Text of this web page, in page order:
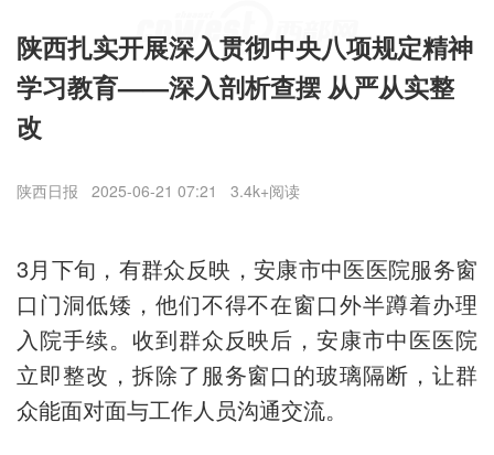
陕西扎实开展深入贯彻中央八项规定精神
学习教育——深入剖析查摆 从严从实整
改
陕西日报 2025-06-21 07:21 3.4k+阅读
3月下旬，有群众反映，安康市中医医院服务窗
口门洞低矮，他们不得不在窗口外半蹲着办理
入院手续。收到群众反映后，安康市中医医院
立即整改，拆除了服务窗口的玻璃隔断，让群
众能面对面与工作人员沟通交流。